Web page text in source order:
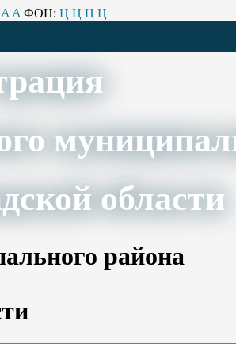
A A ФОН: Ц Ц Ц Ц
области
района